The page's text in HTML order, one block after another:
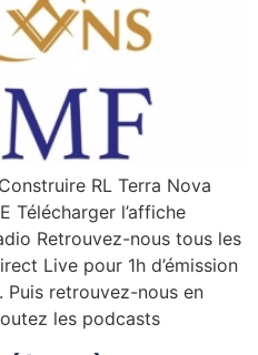
RL Terra Nova
Télécharger l’affiche
Retrouvez-nous tous les
Live pour 1h d’émission
Puis retrouvez-nous en
les podcasts